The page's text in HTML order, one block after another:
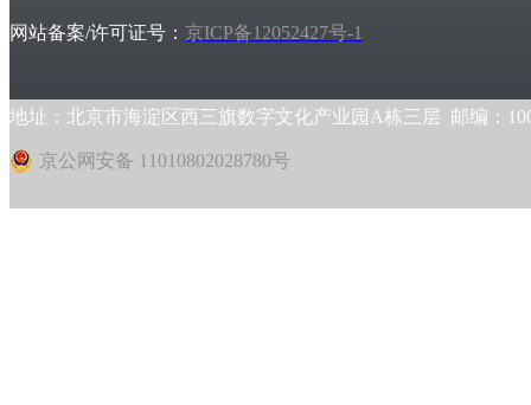
网站备案/许可证号： 京ICP备12052427号-1
地址：北京市海淀区西三旗数字文化产业园A栋三层 邮编：
京公网安备 11010802028780号